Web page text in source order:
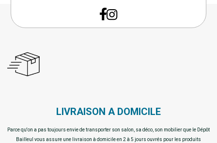
LIVRAISON A DOMICILE
Parce qu'on a pas toujours envie de transporter son salon, sa déco, son mobilier que le Dépôt
Bailleul vous assure une livraison à domicile en 2 à 5 jours ouvrés pour les produits